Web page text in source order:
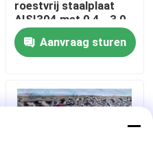
roestvrij staalplaat
AISI304 met 0,4 - 3,0
mm dikte voor
architecturale
toepassingen
Aanvraag sturen